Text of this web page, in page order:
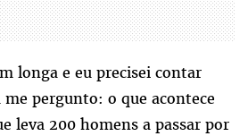
longa e eu precisei contar
pergunto: o que acontece
leva 200 homens a passar por